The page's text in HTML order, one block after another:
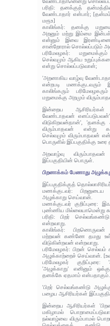
பரிதி: தனக்குத்
வேண்டாதார் என்பார்;
மரூஉ]
காலிங்கர்: தனக்கு
அறனும் மற்று இம்மை
என்னும் இவை
சான்றோரால் சொல்லப்படும்
பரிமேலழகர்:
செல்வமும் ஆகிய
என்று சொல்லப்படுவான்;
'அறனாகிய வாழ்வு
என்றபடி மணக்குடவரும்
காலிங்கரும்
மறுமைக்கு அறமும்
இன்றைய
வேண்டாதவன்
விடுகிறவன்தான்', 'தனக்கு
விரும்பாதவன் என்று
செல்வமும் விரும்பாதவன்
பொருளில் இப்பகுதிக்கு
அறவாழ்வு
இப்பகுதியின் பொருள்.
பிறனாக்கம் பேணாது
இப்பகுதிக்குத்
மணக்குடவர்:
அழுக்காறு செய்வான்.
மணக்குடவர் குறிப்புரை:
புண்ணிய மில்லையாமென்று
பரிதி: பிறர்
என்றவாறு.
காலிங்கர்:
மற்றவன் கண்ணே தமது
விடுகின்றவன் என்றவாறு.
பரிமேலழகர்: பிறன்
அழுக்காற்றைச் செய்வான்.
பரிமேலழகர்
'அழுக்காறு' எனினும்
தனக்கே ஏதமாம் என்பதாகும்.
'பிறர் செல்வங்கண்டு
பழைய ஆசிரியர்கள்
இன்றைய ஆசிரியர்கள்
மகிழாமல்
நல்வாழ்வை விரும்பாமல்